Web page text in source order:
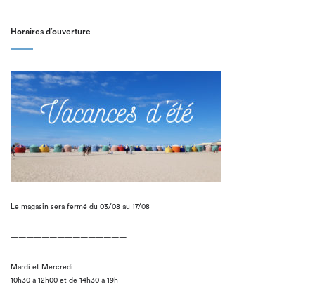
Horaires d’ouverture
Le magasin sera fermé du 03/08 au 17/08
———————————————
Mardi et Mercredi
10h30 à 12h00 et de 14h30 à 19h